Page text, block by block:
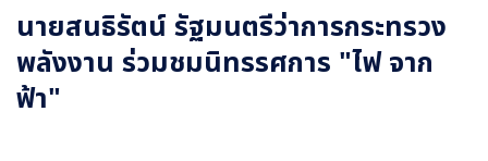
นายสนธิรัตน์ รัฐมนตรีว่าการกระทรวง
พลังงาน ร่วมชมนิทรรศการ "ไฟ จาก
ฟ้า"